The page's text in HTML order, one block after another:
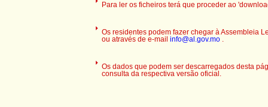
Para ler os ficheiros terá que proceder ao
Os residentes podem fazer chegar à Assembleia
ou através de e-mail info@al.gov.mo .
Os dados que podem ser descarregados desta
consulta da respectiva versão oficial.